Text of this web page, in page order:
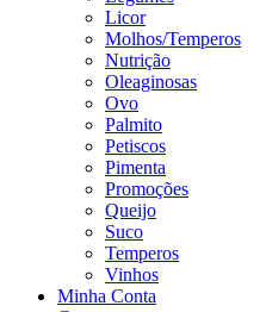
Licor
Molhos/Temperos
Nutrição
Oleaginosas
Ovo
Palmito
Petiscos
Pimenta
Promoções
Queijo
Suco
Temperos
Vinhos
Minha Conta